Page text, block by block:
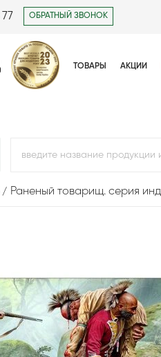
ОБРАТНЫЙ ЗВОНОК
ТОВАРЫ АКЦИИ
Раненый товарищ. серия